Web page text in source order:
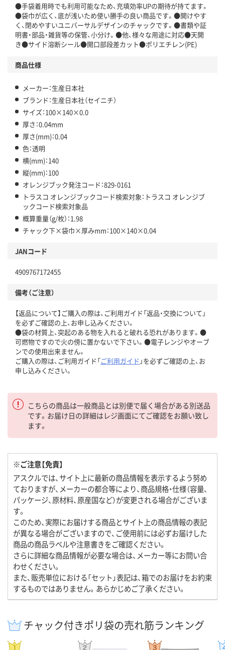
●手袋着用時でも利用可能なため、充填効率UPの期待が持てます。
●袋巾が広く、底が浅いため使い勝手の良い商品です。●開けやす
く、閉めやすいユニバーサルデザインのチャックです。●書類や証
明書・部品・雑貨等の保管、小分け。●他、様々な用途に対応●天開
き●サイド溶断シール●開口部段差カット●ポリエチレン(PE)
商品仕様
メーカー：生産日本社
ブランド：生産日本社（セイニチ）
サイズ：100×140×0.0
厚さ：0.04mm
厚さ(mm)：0.04
色：透明
横(mm)：140
縦(mm)：100
オレンジブック発注コード：829-0161
トラスコ オレンジブックコード検索対象：トラスコ オレンジブ
ックコード検索対象品
概算重量（g/枚）：1.98
チャック下×袋巾×厚みmm：100×140×0.04
JANコード
4909767172455
備考（ご注意）
【返品について】ご購入の際は、ご利用ガイド「返品・交換について」
を必ずご確認の上、お申し込みください。
●袋の材質上、突起のある物を入れると破れる恐れがあります。●
可燃物ですので火の傍に置かないで下さい。●電子レンジやオーブ
ンでの使用出来ません。
ご購入の際は、ご利用ガイド「ご利用ガイド 」を必ずご確認の上、お
申し込みください。
こちらの商品は一般商品とは別便で届く場合がある別送品
です。お届け日の詳細はレジ画面にてご確認をお願い致し
ます。
※ご注意【免責】
アスクルでは、サイト上に最新の商品情報を表示するよう努め
ておりますが、メーカーの都合等により、商品規格・仕様（容量、
パッケージ、原材料、原産国など）が変更される場合がございま
す。
このため、実際にお届けする商品とサイト上の商品情報の表記
が異なる場合がございますので、ご使用前には必ずお届けした
商品の商品ラベルや注意書きをご確認ください。
さらに詳細な商品情報が必要な場合は、メーカー等にお問い合
わせください。
また、販売単位における「セット」表記は、箱でのお届けをお約束
するものではありません。あらかじめご了承ください。
チャック付きポリ袋の売れ筋ランキング